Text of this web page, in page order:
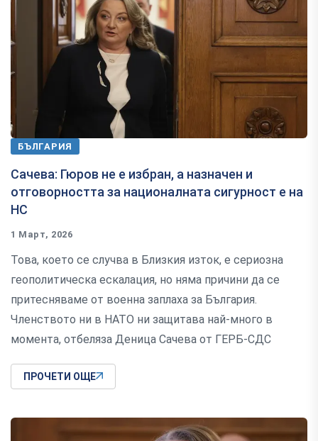
БЪЛГАРИЯ
Сачева: Гюров не е избран, а назначен и
отговорността за националната сигурност е на
НС
1 Март, 2026
Това, което се случва в Близкия изток, е сериозна
геополитическа ескалация, но няма причини да се
притесняваме от военна заплаха за България.
Членството ни в НАТО ни защитава най-много в
момента, отбеляза Деница Сачева от ГЕРБ-СДС
ПРОЧЕТИ ОЩЕ